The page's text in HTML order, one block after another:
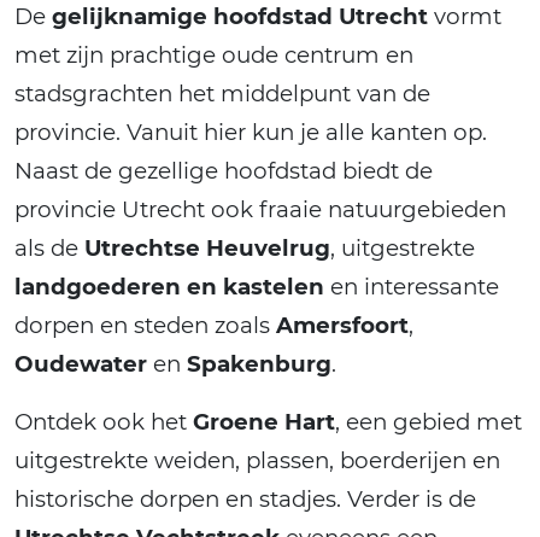
De gelijknamige hoofdstad Utrecht vormt
met zijn prachtige oude centrum en
stadsgrachten het middelpunt van de
provincie. Vanuit hier kun je alle kanten op.
Naast de gezellige hoofdstad biedt de
provincie Utrecht ook fraaie natuurgebieden
als de Utrechtse Heuvelrug, uitgestrekte
landgoederen en kastelen en interessante
dorpen en steden zoals Amersfoort,
Oudewater en Spakenburg.
Ontdek ook het Groene Hart, een gebied met
uitgestrekte weiden, plassen, boerderijen en
historische dorpen en stadjes. Verder is de